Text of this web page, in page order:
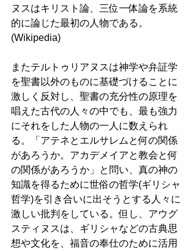
ヌスはキリスト論、三位一体論を系統
的に論じた最初の人物である。
(Wikipedia)
またテルトゥリアヌスは神学や弁証学
を聖書以外のものに基礎づけることに
激しく反対し、聖書の充分性の原理を
唱えた古代の人々の中でも、最も強力
にそれをした人物の一人に数えられ
る。「アテネとエルサレムと何の関係
があろうか。アカデメイアと教会と何
の関係があろうか」と問い、真の神の
知識を得るために世俗の哲学(ギリシャ
哲学)を引き合いに出そうとする人々に
激しい批判をしている。但し、アウグ
スティヌスは、ギリシャなどの古典思
想や文化を、福音の奉仕のために活用